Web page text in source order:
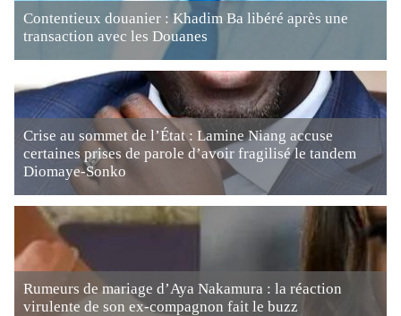
Contentieux douanier : Khadim Ba libéré après une
transaction avec les Douanes
Crise au sommet de l’État : Lamine Niang accuse
certaines prises de parole d’avoir fragilisé le tandem
Diomaye-Sonko
Rumeurs de mariage d’Aya Nakamura : la réaction
virulente de son ex-compagnon fait le buzz